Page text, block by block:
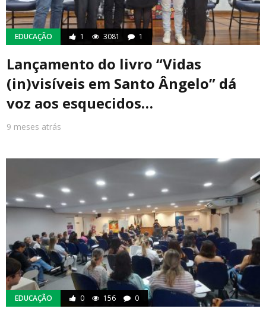
EDUCAÇÃO 1 3081 1
Lançamento do livro “Vidas
(in)visíveis em Santo Ângelo” dá
voz aos esquecidos…
9 meses atrás
EDUCAÇÃO 0 156 0